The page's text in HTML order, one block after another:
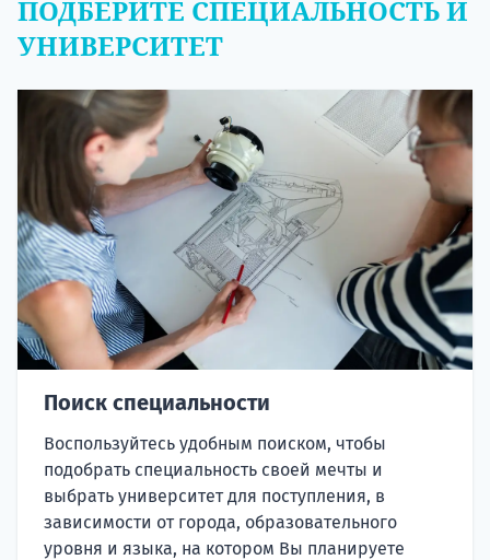
ПОДБЕРИТЕ СПЕЦИАЛЬНОСТЬ И
УНИВЕРСИТЕТ
Поиск специальности
Воспользуйтесь удобным поиском, чтобы
подобрать специальность своей мечты и
выбрать университет для поступления, в
зависимости от города, образовательного
уровня и языка, на котором Вы планируете